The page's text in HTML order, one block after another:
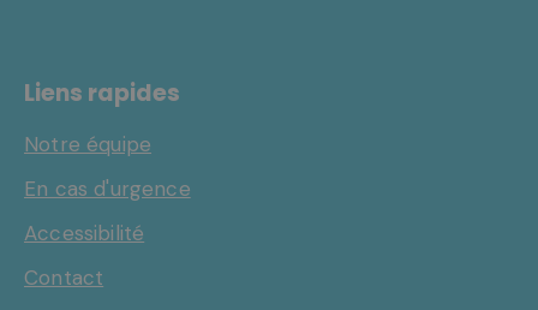
Liens rapides
Notre équipe
En cas d'urgence
Accessibilité
Contact